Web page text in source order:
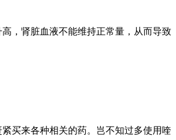
，肾脏血液不能维持正常量，从而导致
买来各种相关的药。岂不知过多使用喹